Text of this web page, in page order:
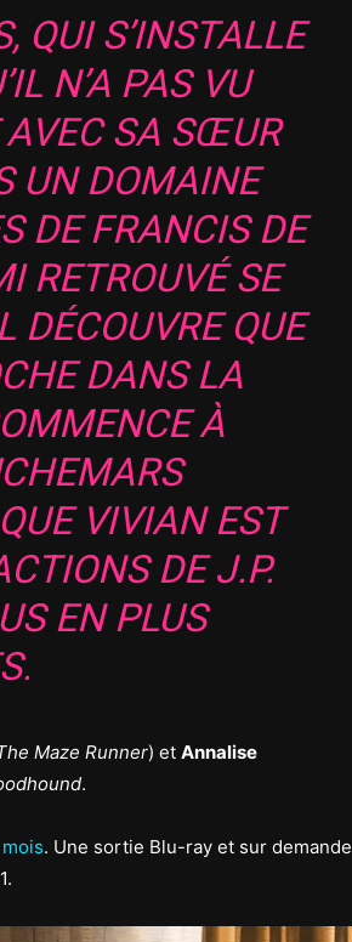
QUI S’INSTALLE
N’A PAS VU
AVEC SA SŒUR
UN DOMAINE
DE FRANCIS DE
RETROUVÉ SE
DÉCOUVRE QUE
DANS LA
À
VIVIAN EST
DE J.P.
EN PLUS
Maze Runner) et Annalise
.
. Une sortie Blu-ray et sur demande